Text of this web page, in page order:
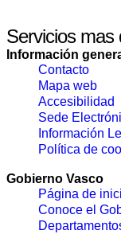
Servicios mas
Información
Contacto
Mapa web
Accesibilidad
Sede
Información
Política de
Gobierno Vasco
Página de
Conoce el